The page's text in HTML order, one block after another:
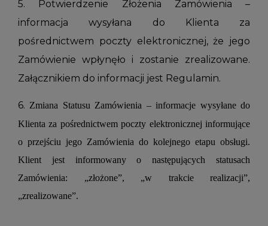
5. Potwierdzenie Złożenia Zamówienia –
informacja wysyłana do Klienta za
pośrednictwem poczty elektronicznej, że jego
Zamówienie wpłynęło i zostanie zrealizowane.
Załącznikiem do informacji jest Regulamin.
6.Zmiana Statusu Zamówienia – informacje wysyłane do
Klienta za pośrednictwem poczty elektronicznej informujące
o przejściu jego Zamówienia do kolejnego etapu obsługi.
Klient jest informowany o następujących statusach
Zamówienia: „złożone”, „w trakcie realizacji”,
„zrealizowane”.